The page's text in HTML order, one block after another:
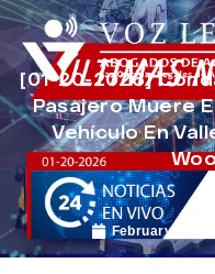
[01-20-2026]
Pasajero Muere
Vehículo En
February 6,